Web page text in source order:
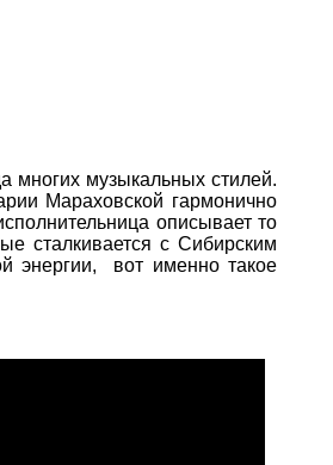
многих музыкальных стилей.
Мараховской гармонично
описывает то
сталкивается с Сибирским
энергии, вот именно такое